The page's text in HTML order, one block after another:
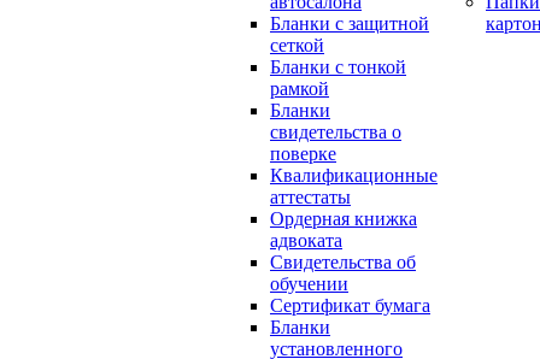
Бланки с защитной
сеткой
Бланки с тонкой
рамкой
Бланки
свидетельства о
поверке
Квалификационные
аттестаты
Ордерная книжка
адвоката
Свидетельства об
обучении
Сертификат бумага
Бланки
установленного